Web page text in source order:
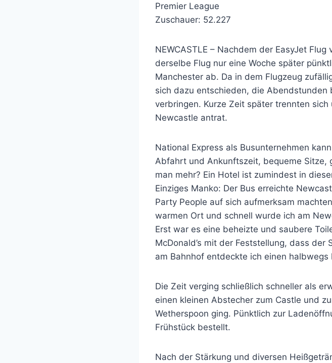
Premier League
Zuschauer: 52.227
NEWCASTLE – Nachdem der EasyJet
derselbe Flug nur eine Woche später
Manchester ab. Da in dem Flugzeug
sich dazu entschieden, die Abendstunden
verbringen. Kurze Zeit später trennten
Newcastle antrat.
National Express als Busunternehmen
Abfahrt und Ankunftszeit, bequeme Sitze,
man mehr? Ein Hotel ist zumindest in
Einziges Manko: Der Bus erreichte
Party People auf sich aufmerksam
warmen Ort und schnell wurde ich am
Erst war es eine beheizte und saubere
McDonald’s mit der Feststellung, dass
am Bahnhof entdeckte ich einen
Die Zeit verging schließlich schneller als
einen kleinen Abstecher zum Castle und
Wetherspoon ging. Pünktlich zur
Frühstück bestellt.
Nach der Stärkung und diversen